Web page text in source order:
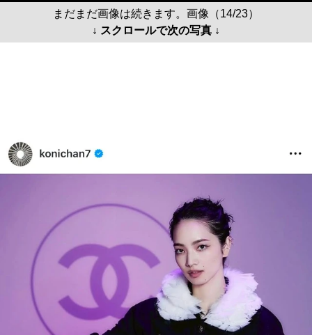
まだまだ画像は続きます。画像（14/23）
↓ スクロールで次の写真 ↓